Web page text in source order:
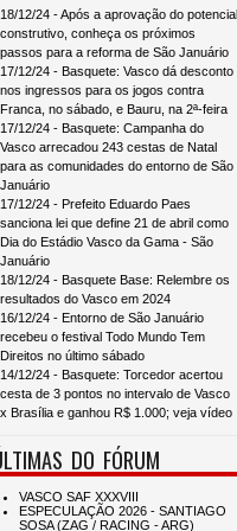
18/12/24 - Após a aprovação do potencial
construtivo, conheça os próximos
passos para a reforma de São Januário
17/12/24 - Basquete: Vasco dá desconto
nos ingressos para os jogos contra
Franca, no sábado, e Bauru, na 2ª-feira
17/12/24 - Basquete: Campanha do
Vasco arrecadou 243 cestas de Natal
para as comunidades do entorno de São
Januário
17/12/24 - Prefeito Eduardo Paes
sanciona lei que define 21 de abril como
Dia do Estádio Vasco da Gama - São
Januário
18/12/24 - Basquete Base: Relembre os
resultados do Vasco em 2024
16/12/24 - Entorno de São Januário
recebeu o festival Todo Mundo Tem
Direitos no último sábado
14/12/24 - Basquete: Torcedor acertou
cesta de 3 pontos no intervalo de Vasco
x Brasília e ganhou R$ 1.000; veja vídeo
DO FÓRUM